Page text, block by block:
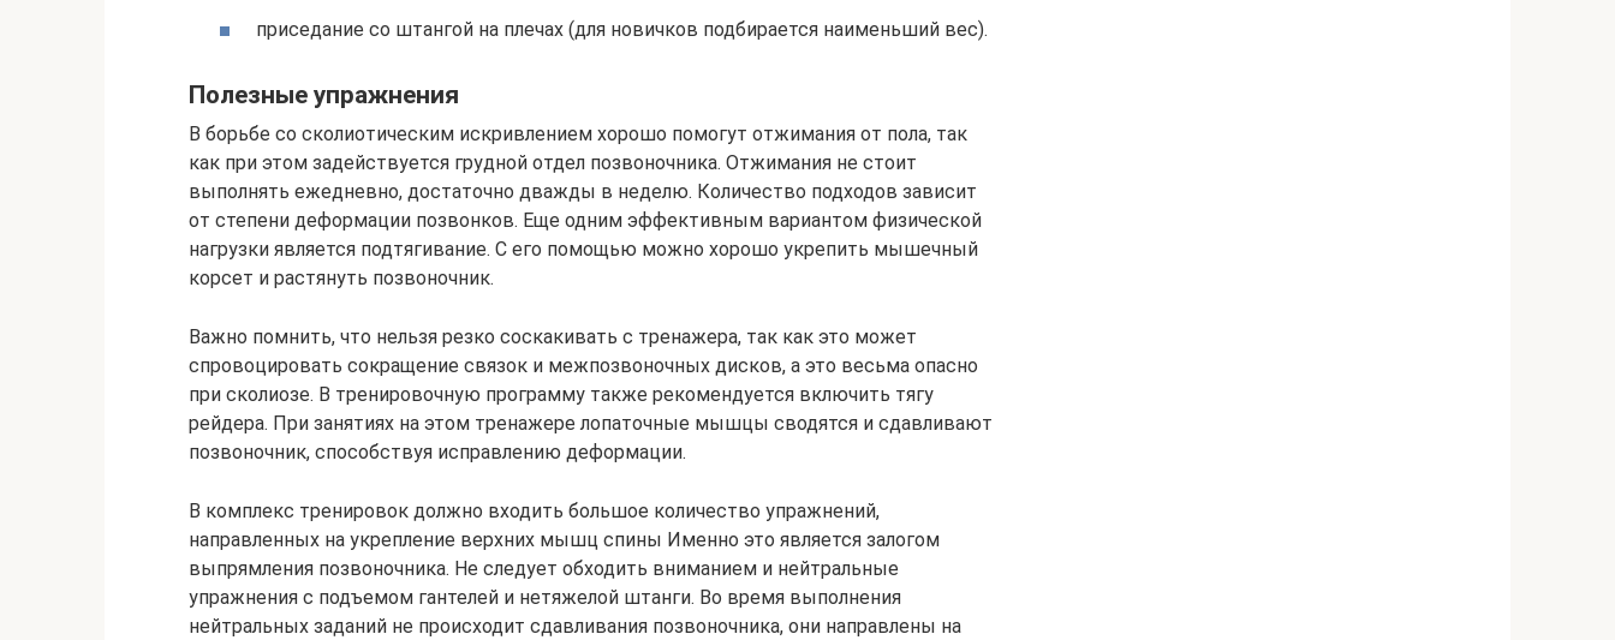
приседание со штангой на плечах (для новичков подбирается наименьший вес).
Полезные упражнения
В борьбе со сколиотическим искривлением хорошо помогут отжимания от пола, так
как при этом задействуется грудной отдел позвоночника. Отжимания не стоит
выполнять ежедневно, достаточно дважды в неделю. Количество подходов зависит
от степени деформации позвонков. Еще одним эффективным вариантом физической
нагрузки является подтягивание. С его помощью можно хорошо укрепить мышечный
корсет и растянуть позвоночник.
Важно помнить, что нельзя резко соскакивать с тренажера, так как это может
спровоцировать сокращение связок и межпозвоночных дисков, а это весьма опасно
при сколиозе. В тренировочную программу также рекомендуется включить тягу
рейдера. При занятиях на этом тренажере лопаточные мышцы сводятся и сдавливают
позвоночник, способствуя исправлению деформации.
В комплекс тренировок должно входить большое количество упражнений,
направленных на укрепление верхних мышц спины Именно это является залогом
выпрямления позвоночника. Не следует обходить вниманием и нейтральные
упражнения с подъемом гантелей и нетяжелой штанги. Во время выполнения
нейтральных заданий не происходит сдавливания позвоночника, они направлены на